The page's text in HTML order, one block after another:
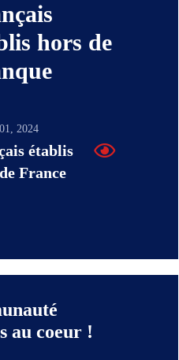
hors de
2024
établis
France
au coeur !